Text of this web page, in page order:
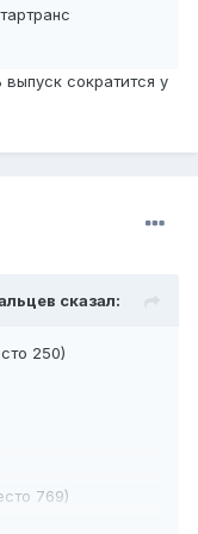
сократится у
сказал:
250)
769)